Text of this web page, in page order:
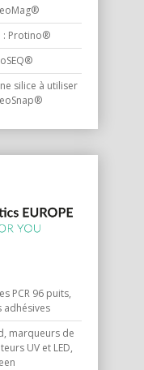
: Protino®
silice à utiliser
PCR 96 puits,
adhésives
marqueurs de
UV et LED,